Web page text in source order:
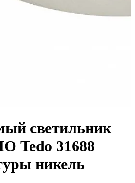
светильник
Tedo 31688
никель